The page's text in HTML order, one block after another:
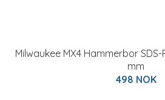
Milwaukee MX4 Hammerbor
mm
498 NOK